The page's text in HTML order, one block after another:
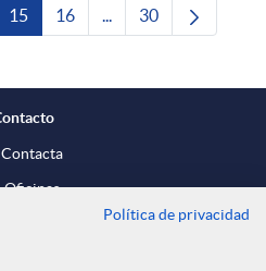
Use TAB para
Página
15 Página
16 ...Páginas intermedias
Página
30
Contacta
Oficinas
Política de privacidad